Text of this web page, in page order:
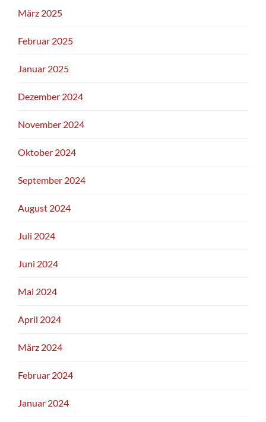
März 2025
Februar 2025
Januar 2025
Dezember 2024
November 2024
Oktober 2024
September 2024
August 2024
Juli 2024
Juni 2024
Mai 2024
April 2024
März 2024
Februar 2024
Januar 2024